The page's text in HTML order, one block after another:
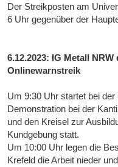
Der Streikposten am
6 Uhr gegenüber der
6.12.2023: IG Metall
Onlinewarnstreik
Um 9:30 Uhr startet bei
Demonstration bei der
und den Kreisel zur
Kundgebung statt.
Um 10:00 Uhr legen die
Krefeld die Arbeit nieder